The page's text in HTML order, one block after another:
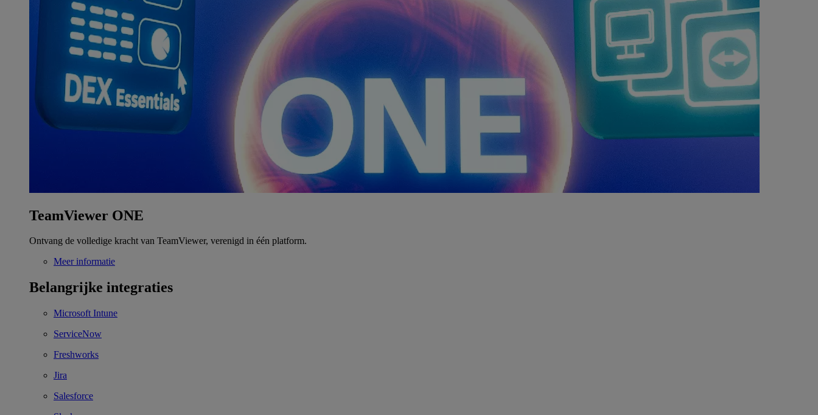
TeamViewer ONE
Ontvang de volledige kracht van TeamViewer, verenigd in één platform.
Meer informatie
Belangrijke integraties
Microsoft Intune
ServiceNow
Freshworks
Jira
Salesforce